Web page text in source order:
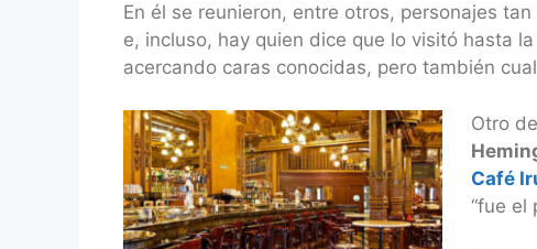
En él se reunieron, entre otros, personajes
e, incluso, hay quien dice que lo visitó hasta
acercando caras conocidas, pero también
Otro
Café
“fue el